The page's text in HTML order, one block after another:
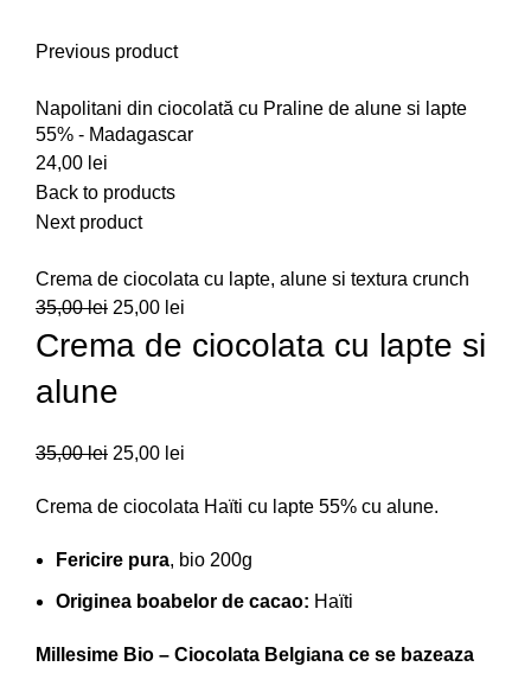
Previous product
Napolitani din ciocolată cu Praline de alune si lapte
55% - Madagascar
24,00 lei
Back to products
Next product
Crema de ciocolata cu lapte, alune si textura crunch
35,00lei 25,00 lei
Crema de ciocolata cu lapte si
alune
35,00lei 25,00 lei
Crema de ciocolata Haïti cu lapte 55% cu alune.
Fericire pura, bio 200g
Originea boabelor de cacao: Haïti
Millesime Bio – Ciocolata Belgiana ce se bazeaza